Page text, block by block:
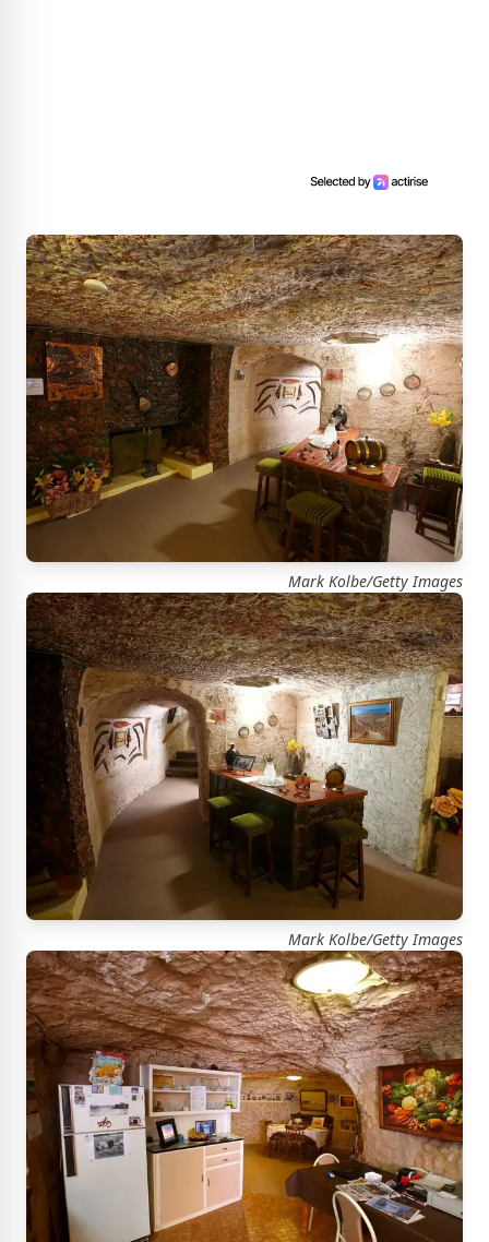
Mark Kolbe/Getty Images
Mark Kolbe/Getty Images